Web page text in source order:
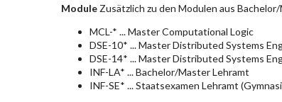
ModuleZusätzlich zu den Modulen aus
MCL-* ... Master Computational Logic
DSE-10* ... Master Distributed Systems
DSE-14* ... Master Distributed Systems
INF-LA* ... Bachelor/Master Lehramt
INF-SE* ... Staatsexamen Lehramt